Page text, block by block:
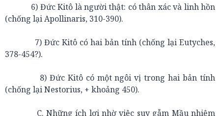
6) Đức Kitô là người thật: có thân xác và linh hồn
(chống lại Apollinaris, 310-390).
7) Đức Kitô có hai bản tính (chống lại Eutyches,
378-454?).
8) Đức Kitô có một ngôi vị trong hai bản tính
(chống lại Nestorius, + khoảng 450).
C. Những ích lợi nhờ việc suy gẫm Mầu nhiệm